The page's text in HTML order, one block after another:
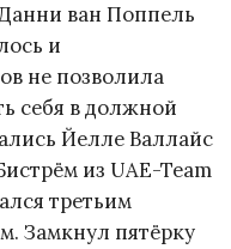
ван Поппель
и
не позволила
себя в должной
Йелле Валлайс
из UAE-Team
третьим
Замкнул пятёрку